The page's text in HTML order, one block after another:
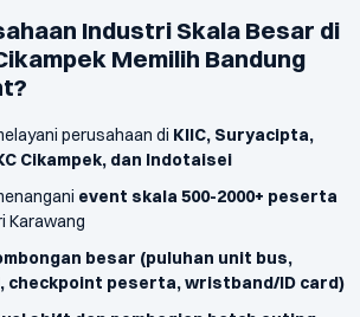
Industri Skala Besar di
Memilih Bandung
perusahaan di KIIC, Suryacipta,
Cikampek, dan Indotaisei
event skala 500-2000+ peserta
Karawang
besar (puluhan unit bus,
checkpoint peserta, wristband/ID card)